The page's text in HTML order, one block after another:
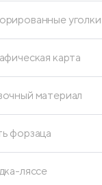
уголки
карта
материал
форзаца
ляссе